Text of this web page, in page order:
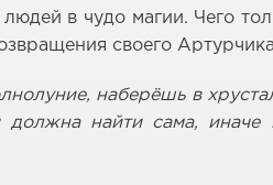
в чудо магии. Чего
своего
наберёшь в
найти сама,